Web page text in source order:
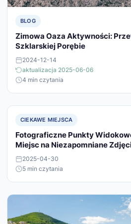
BLOG
Zimowa Oaza Aktywności:
Szklarskiej Porębie
2024-12-14
aktualizacja 2025-06-06
4 min czytania
CIEKAWE MIEJSCA
Fotograficzne Punkty
Miejsc na Niezapomniane
2025-04-30
5 min czytania